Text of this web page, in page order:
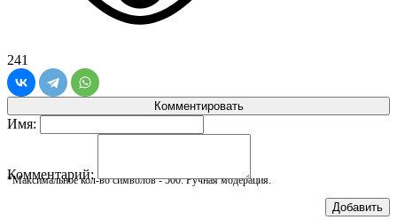
241
Комментировать
Имя:
Комментарий:
*Максимальное кол-во символов - 500. Ручная модерация.
Добавить